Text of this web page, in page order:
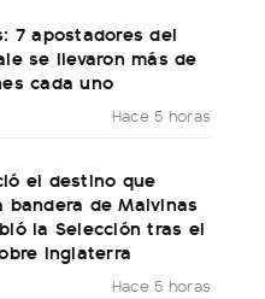
7 apostadores del
se llevaron más de
cada uno
Hace 5 horas
el destino que
bandera de Malvinas
la Selección tras el
Inglaterra
Hace 5 horas